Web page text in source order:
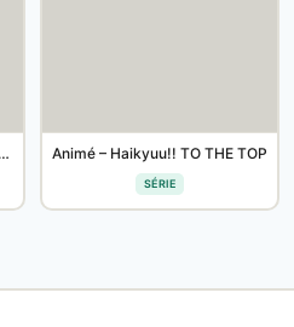
Animé – Boku no Hero Academia THE MOVIE: Heroes:Rising Animé – Haikyuu!! TO THE TOP
SÉRIE